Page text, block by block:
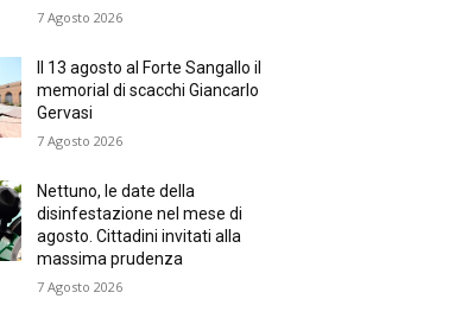
7 Agosto 2026
Il 13 agosto al Forte Sangallo il
memorial di scacchi Giancarlo
Gervasi
7 Agosto 2026
Nettuno, le date della
disinfestazione nel mese di
agosto. Cittadini invitati alla
massima prudenza
7 Agosto 2026